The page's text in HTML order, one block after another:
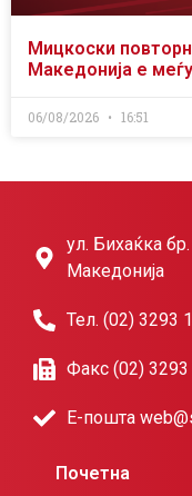
Мицкоски
Македонија е
06/08/2026 16:51
ул. Бихаќка
Македонија
Тел. (02) 3293
Факс (02)
Е-пошта
Почетна